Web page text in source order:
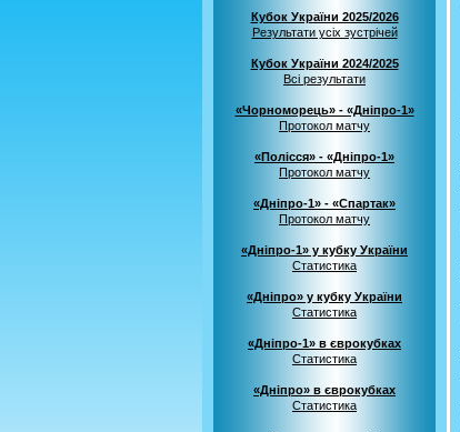
Кубок України 2025/2026
Результати усіх зустрічей
Кубок України 2024/2025
Всі результати
«Чорноморець» - «Дніпро-1»
Протокол матчу
«Полісся» - «Дніпро-1»
Протокол матчу
«Дніпро-1» - «Спартак»
Протокол матчу
«Дніпро-1» у кубку України
Статистика
«Дніпро» у кубку України
Статистика
«Дніпро-1» в єврокубках
Статистика
«Дніпро» в єврокубках
Статистика